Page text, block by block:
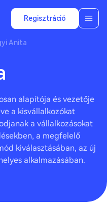
Regisztráció
Anita
alapítója és vezetője
a kisvállalkozókat
a vállalkozásokat
a megfelelő
kiválasztásában, az új
alkalmazásában.